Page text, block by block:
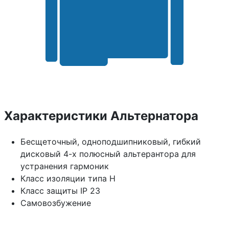
Характеристики Альтернатора
Бесщеточный, одноподшипниковый, гибкий
дисковый 4-х полюсный альтерантора для
устранения гармоник
Класс изоляции типа H
Класс защиты IP 23
Самовозбужение